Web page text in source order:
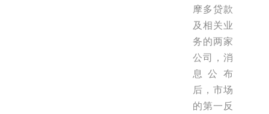
摩多贷款
及相关业
务的两家
公司，消
息公布
后，市场
的第一反